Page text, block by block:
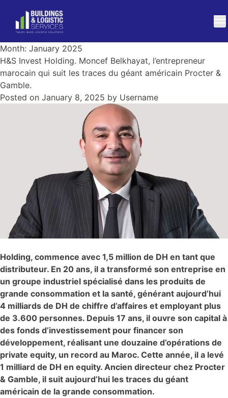
Month: January 2025
H&S Invest Holding. Moncef Belkhayat, l’entrepreneur
marocain qui suit les traces du géant américain Procter &
Gamble.
Posted on January 8, 2025 by Username
Holding, commence avec 1,5 million de DH en tant que
distributeur. En 20 ans, il a transformé son entreprise en
un groupe industriel spécialisé dans les produits de
grande consommation et la santé, générant aujourd’hui
4 milliards de DH de chiffre d’affaires et employant plus
de 3.600 personnes. Depuis 17 ans, il ouvre son capital à
des fonds d’investissement pour financer son
développement, réalisant une douzaine d’opérations de
private equity, un record au Maroc. Cette année, il a levé
1 milliard de DH en equity. Ancien directeur chez Procter
& Gamble, il suit aujourd’hui les traces du géant
américain de la grande consommation.